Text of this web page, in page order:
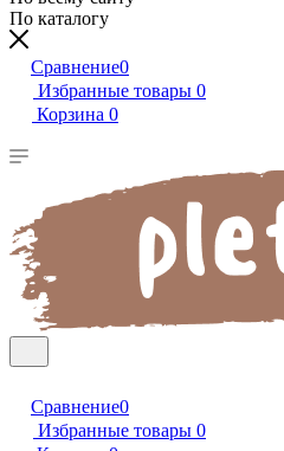
По каталогу
Сравнение0
Избранные товары 0
Корзина 0
Сравнение0
Избранные товары 0